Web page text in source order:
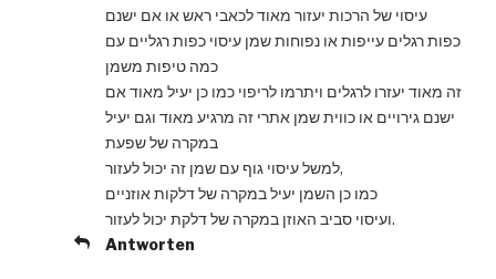
עיסוי של הרכות יעזור מאוד לכאבי ראש או אם ישנם
כפות רגלים עייפות או נפוחות שמן עיסוי כפות רגליים עם
כמה טיפות משמן
זה מאוד יעזרו לרגלים ויתרמו לריפוי כמו כן יעיל מאוד אם
ישנם גירויים או כווית שמן אתרי זה מרגיע מאוד וגם יעיל
במקרה של שפעת
למשל עיסוי גוף עם שמן זה יכול לעזור,
כמו כן השמן יעיל במקרה של דלקות אוזניים
ועיסוי סביב האוזן במקרה של דלקת יכול לעזור.
Antworten